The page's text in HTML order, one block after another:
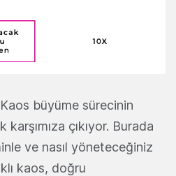
büyüme sürecinin
karşımıza çıkıyor. Burada
ve nasıl yöneteceğiniz
kaos, doğru